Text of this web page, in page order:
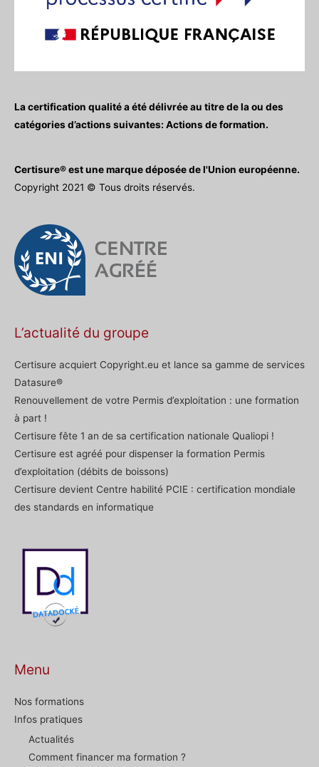
La certification qualité a été délivrée au titre de la ou des
catégories d’actions suivantes: Actions de formation.
Certisure® est une marque déposée de l'Union européenne.
Copyright 2021 © Tous droits réservés.
L’actualité du groupe
Certisure acquiert Copyright.eu et lance sa gamme de services
Datasure®
Renouvellement de votre Permis d’exploitation : une formation
à part !
Certisure fête 1 an de sa certification nationale Qualiopi !
Certisure est agréé pour dispenser la formation Permis
d’exploitation (débits de boissons)
Certisure devient Centre habilité PCIE : certification mondiale
des standards en informatique
Menu
Nos formations
Infos pratiques
Actualités
Comment financer ma formation ?